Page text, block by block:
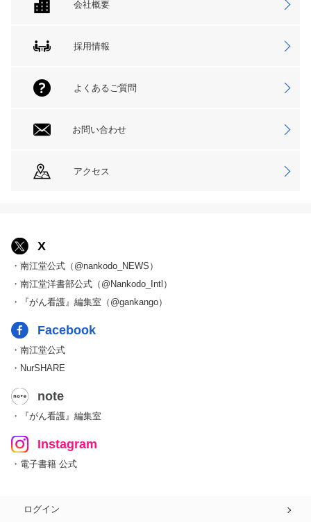
会社概要
採用情報
よくあるご質問
お問い合わせ
アクセス
X
・南江堂公式（@nankodo_NEWS）
・南江堂洋書部公式（@Nankodo_Intl）
・『がん看護』編集室（@gankango）
Facebook
・南江堂公式
・NurSHARE
note
・『がん看護』編集室
Instagram
・電子書籍 公式
ログイン